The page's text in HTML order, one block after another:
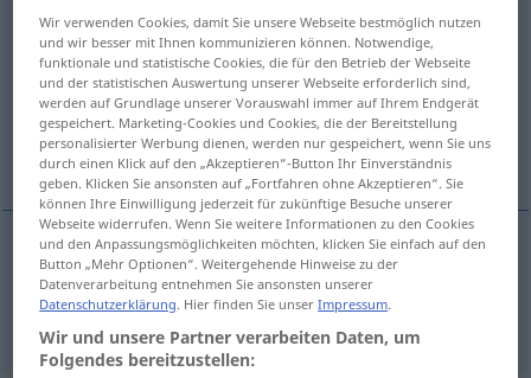
durchgehenv/t <irr; sein>
Übersicht aller Übersetzungen
(Für mehr Details die Übersetzung anklicken/antippen)
prohlížet, probírat
prohlížet<-hlédnout>,probírat<-brat>
durchgehendurchlesen
Wir verwenden Cookies, damit Sie unsere Webseite bestmöglich nutzen
und wir besser mit Ihnen kommunizieren können. Notwendige,
funktionale und statistische Cookies, die für den Betrieb der Webseite
und der statistischen Auswertung unserer Webseite erforderlich sind,
werden auf Grundlage unserer Vorauswahl immer auf Ihrem Endgerät
gespeichert. Marketing-Cookies und Cookies, die der Bereitstellung
personalisierter Werbung dienen, werden nur gespeichert, wenn Sie uns
durch einen Klick auf den „Akzeptieren“-Button Ihr Einverständnis
geben. Klicken Sie ansonsten auf „Fortfahren ohne Akzeptieren“. Sie
können Ihre Einwilligung jederzeit für zukünftige Besuche unserer
Webseite widerrufen. Wenn Sie weitere Informationen zu den Cookies
und den Anpassungsmöglichkeiten möchten, klicken Sie einfach auf den
Button „Mehr Optionen“. Weitergehende Hinweise zu der
Datenverarbeitung entnehmen Sie ansonsten unserer
Datenschutzerklärung. Hier finden Sie unserImpressum.
Wir und unsere Partner verarbeiten Daten, um
Folgendes bereitzustellen: